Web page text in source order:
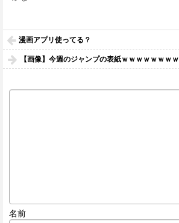
漫画アプリ使ってる？
【画像】今週のジャンプの表紙ｗｗｗｗｗｗｗｗ
名前